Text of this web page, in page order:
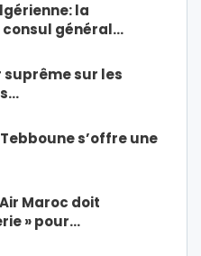
la
général…
suprême sur les
s’offre une
Maroc doit
» pour…